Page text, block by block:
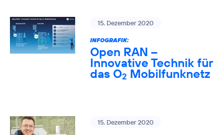
15. Dezember 2020
INFOGRAFIK:
Open RAN –
Innovative Technik für
das O2 Mobilfunknetz
15. Dezember 2020